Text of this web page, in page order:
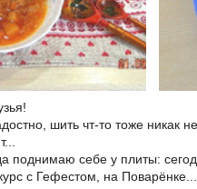
шить чт-то тоже никак
поднимаю себе у плиты:
с Гефестом, на Поварёнке...